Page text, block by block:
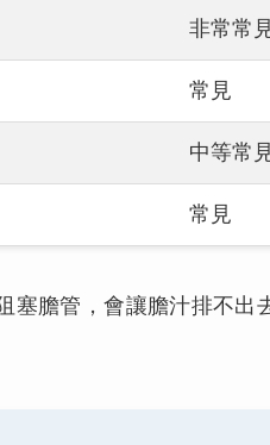
非常常
常見
中等常
常見
塞膽管，會讓膽汁排不出